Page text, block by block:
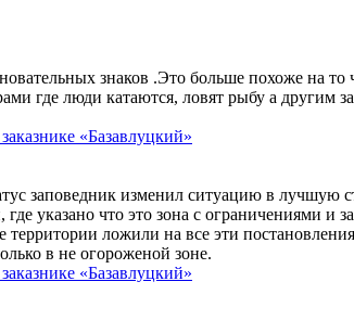
знаков .Это больше похоже на то
где люди катаются, ловят рыбу а другим
«Базавлуцкий»
заповедник изменил ситуацию в лучшую
указано что это зона с ограничениями и
ложили на все эти
в не огороженой зоне.
«Базавлуцкий»